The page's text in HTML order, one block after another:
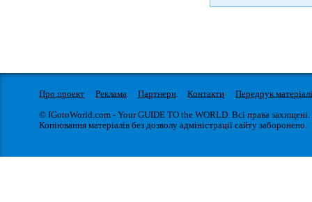
Про проект Реклама Партнери Контакти
Передрук
© IGotoWorld.com - Your GUIDE TO the WORLD. Всі права захищені.
Копіювання матеріалів без дозволу адміністрації сайту заборонено.